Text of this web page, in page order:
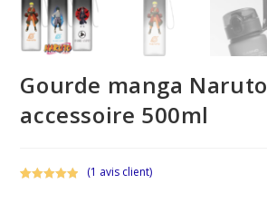
Gourde manga Naruto
accessoire 500ml
(1 avis client)